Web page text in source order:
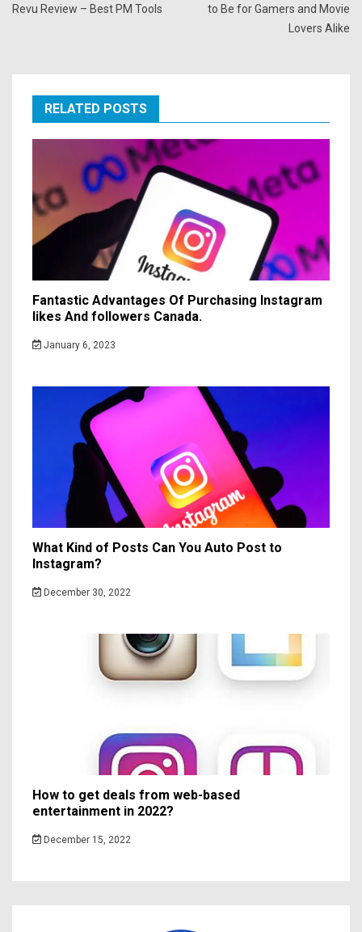
Revu Review – Best PM Tools
to Be for Gamers and Movie
Lovers Alike
RELATED POSTS
Fantastic Advantages Of Purchasing Instagram
likes And followers Canada.
January 6, 2023
What Kind of Posts Can You Auto Post to
Instagram?
December 30, 2022
How to get deals from web-based
entertainment in 2022?
December 15, 2022